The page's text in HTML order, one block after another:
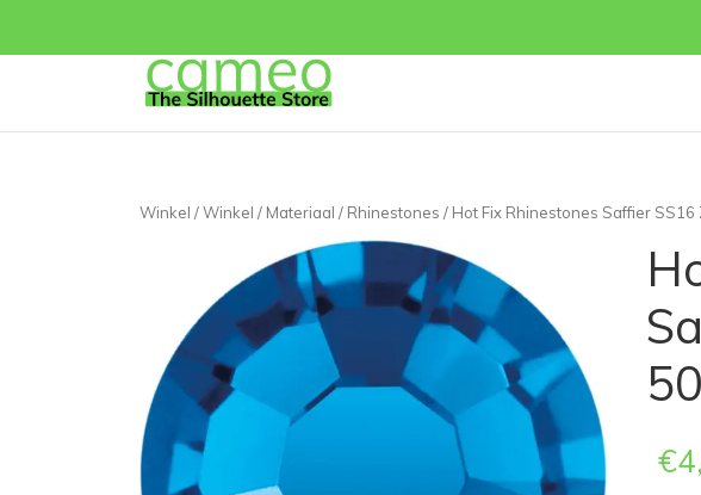
Winkel /Winkel / Materiaal / Rhinestones / Hot Fix Rhinestones Saffier SS16
€